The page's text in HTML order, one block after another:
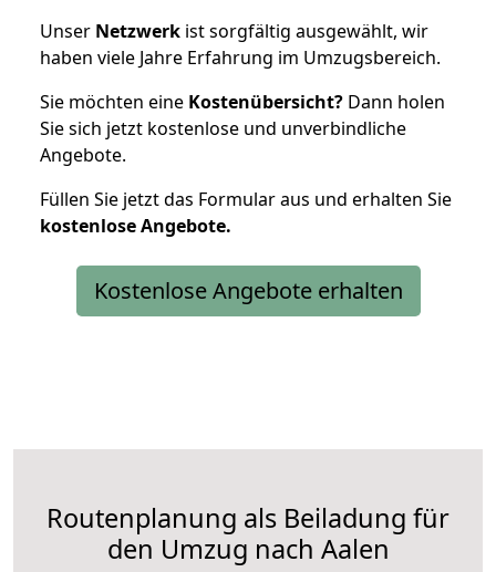
Unser Netzwerk ist sorgfältig ausgewählt, wir
haben viele Jahre Erfahrung im Umzugsbereich.
Sie möchten eine Kostenübersicht? Dann holen
Sie sich jetzt kostenlose und unverbindliche
Angebote.
Füllen Sie jetzt das Formular aus und erhalten Sie
kostenloseAngebote.
Kostenlose Angebote erhalten
Routenplanung als Beiladung für
den Umzug nach Aalen